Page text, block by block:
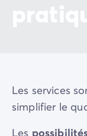
Les services
simplifier le
Les